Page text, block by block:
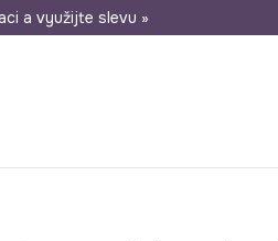
hodin 30 dní na vrácení zboží
a využijte slevu »